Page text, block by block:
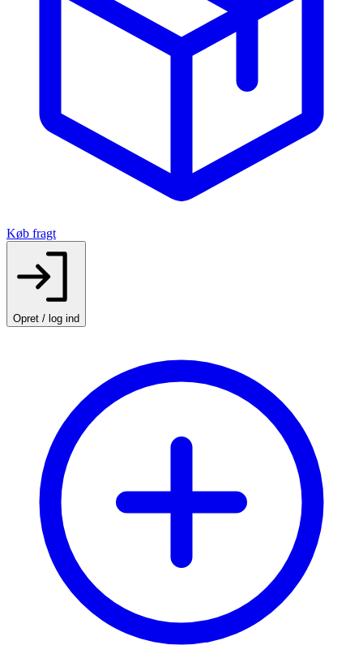
Køb fragt
Opret / log ind